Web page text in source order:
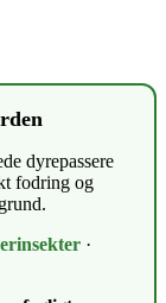
dyrepassere
fodring og
·